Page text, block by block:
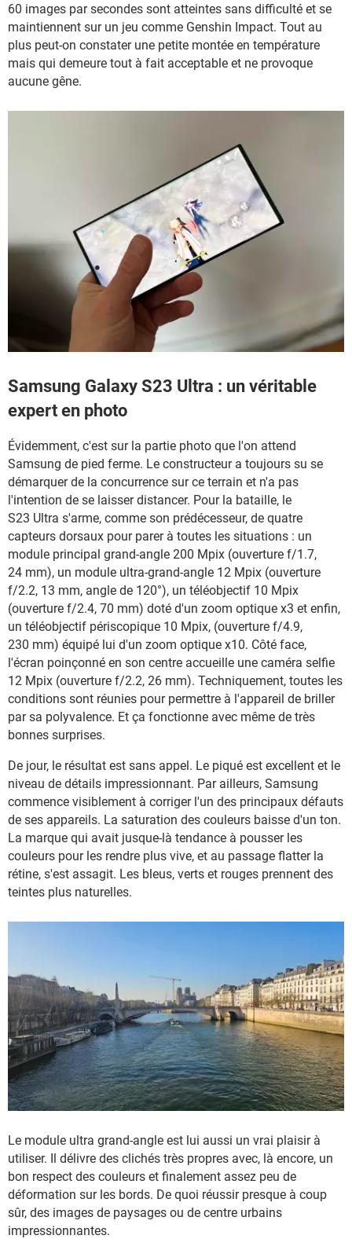
60 images par secondes sont atteintes sans difficulté et se
maintiennent sur un jeu comme Genshin Impact. Tout au
plus peut-on constater une petite montée en température
mais qui demeure tout à fait acceptable et ne provoque
aucune gêne.
Samsung Galaxy S23 Ultra : un véritable
expert en photo
Évidemment, c'est sur la partie photo que l'on attend
Samsung de pied ferme. Le constructeur a toujours su se
démarquer de la concurrence sur ce terrain et n'a pas
l'intention de se laisser distancer. Pour la bataille, le
S23 Ultra s'arme, comme son prédécesseur, de quatre
capteurs dorsaux pour parer à toutes les situations : un
module principal grand-angle 200 Mpix (ouverture f/1.7,
24 mm), un module ultra-grand-angle 12 Mpix (ouverture
f/2.2, 13 mm, angle de 120°), un téléobjectif 10 Mpix
(ouverture f/2.4, 70 mm) doté d'un zoom optique x3 et enfin,
un téléobjectif périscopique 10 Mpix, (ouverture f/4.9,
230 mm) équipé lui d'un zoom optique x10. Côté face,
l'écran poinçonné en son centre accueille une caméra selfie
12 Mpix (ouverture f/2.2, 26 mm). Techniquement, toutes les
conditions sont réunies pour permettre à l'appareil de briller
par sa polyvalence. Et ça fonctionne avec même de très
bonnes surprises.
De jour, le résultat est sans appel. Le piqué est excellent et le
niveau de détails impressionnant. Par ailleurs, Samsung
commence visiblement à corriger l'un des principaux défauts
de ses appareils. La saturation des couleurs baisse d'un ton.
La marque qui avait jusque-là tendance à pousser les
couleurs pour les rendre plus vive, et au passage flatter la
rétine, s'est assagit. Les bleus, verts et rouges prennent des
teintes plus naturelles.
Le module ultra grand-angle est lui aussi un vrai plaisir à
utiliser. Il délivre des clichés très propres avec, là encore, un
bon respect des couleurs et finalement assez peu de
déformation sur les bords. De quoi réussir presque à coup
sûr, des images de paysages ou de centre urbains
impressionnantes.